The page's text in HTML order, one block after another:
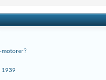
motorer?
1939